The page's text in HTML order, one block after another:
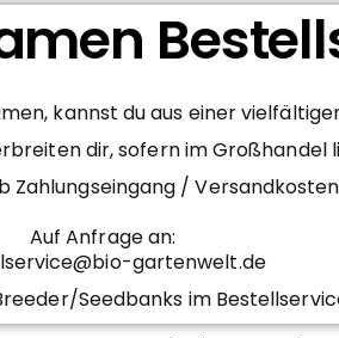
kannst du aus einer
dir, sofern im
Zahlungseingang /
Auf Anfrage an:
gartenwelt.de
Seedbanks im